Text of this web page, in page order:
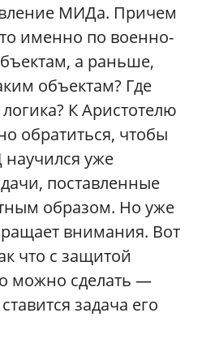
МИДа. Причем
именно по военно-
а раньше,
объектам? Где
К Аристотелю
обратиться, чтобы
уже
поставленные
образом. Но уже
внимания. Вот
что с защитой
можно сделать —
задача его